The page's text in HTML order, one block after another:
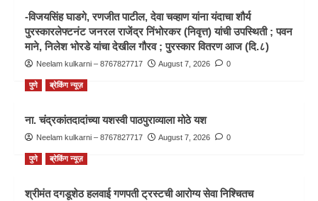
-विजयसिंह घाडगे, रणजीत पाटील, देवा चव्हाण यांना यंदाचा शौर्य
पुरस्कारलेफ्टनंट जनरल राजेंद्र निंभोरकर (निवृत्त) यांची उपस्थिती ; पवन
माने, निलेश भोरडे यांचा देखील गौरव ; पुरस्कार वितरण आज (दि.८)
Neelam kulkarni – 8767827717 August 7, 2026 0
पुणे ब्रेकिंग न्यूज़
ना. चंद्रकांतदादांच्या यशस्वी पाठपुराव्याला मोठे यश
Neelam kulkarni – 8767827717 August 7, 2026 0
पुणे ब्रेकिंग न्यूज़
श्रीमंत दगडूशेठ हलवाई गणपती ट्रस्टची आरोग्य सेवा निश्चितच